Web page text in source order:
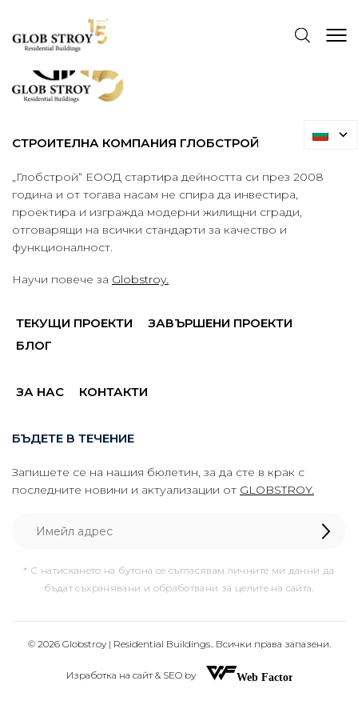
СТРОИТЕЛНА КОМПАНИЯ ГЛОБСТРОЙ
„Глобстрой“ ЕООД стартира дейността си през 2008
година и от тогава насам не спира да инвестира,
проектира и изгражда модерни жилищни сгради,
отговарящи на всички стандарти за качество и
функционалност.
Научи повече за Globstroy.
ТЕКУЩИ ПРОЕКТИ
ЗАВЪРШЕНИ ПРОЕКТИ
БЛОГ
ЗА НАС КОНТАКТИ
БЪДЕТЕ В ТЕЧЕНИЕ
Запишете се на нашия бюлетин, за да сте в крак с
последните новини и актуализации от GLOBSTROY.
* С натискането на бутона се съгласявам личните ми данни да
бъдат съхранявани и обработвани за целите на сайта.
© 2026 Globstroy | Residential Buildings.. Всички права запазени.
Изработка на сайт & SEO by